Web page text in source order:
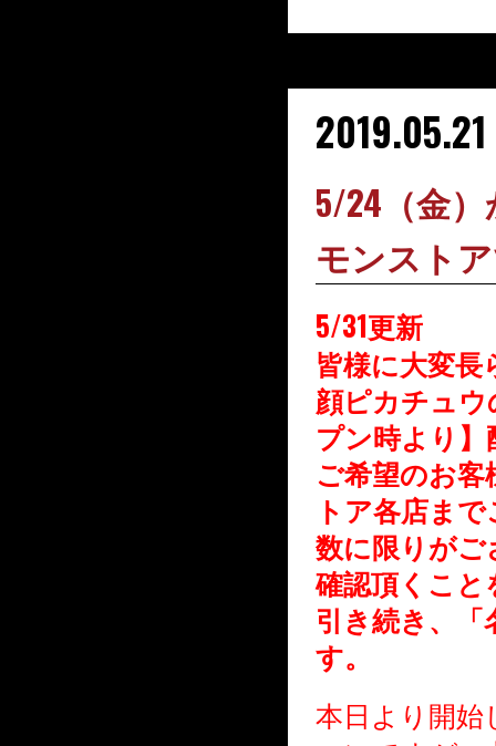
2019.05.21
5/24（金
モンスト
5/31更新
皆様に大変
顔ピカチュ
プン時より】
ご希望のお
トア各店ま
数に限りが
確認頂く こと
引き続き、
す。
本日より開